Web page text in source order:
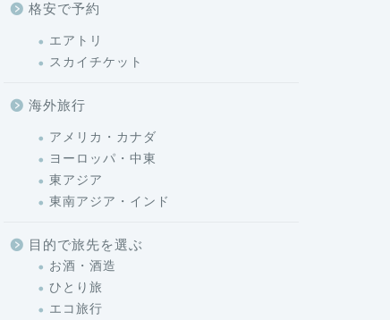
格安で予約
エアトリ
スカイチケット
海外旅行
アメリカ・カナダ
ヨーロッパ・中東
東アジア
東南アジア・インド
目的で旅先を選ぶ
お酒・酒造
ひとり旅
エコ旅行